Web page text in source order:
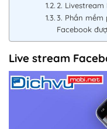
2.
3. Phần
Facebook
Live stream